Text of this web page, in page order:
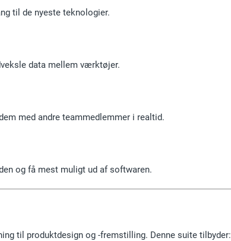
til de nyeste teknologier.
data mellem værktøjer.
med andre teammedlemmer i realtid.
og få mest muligt ud af softwaren.
til produktdesign og -fremstilling. Denne suite tilbyder: